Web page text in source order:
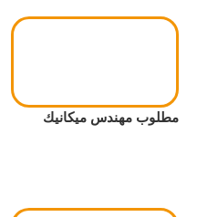
مطلوب مهندس ميكانيك